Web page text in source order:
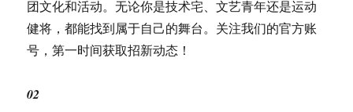
团文化和活动。无论你是技术宅、文艺青年还是运动
健将，都能找到属于自己的舞台。关注我们的官方账
号，第一时间获取招新动态！
02